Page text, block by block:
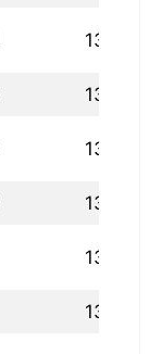
13:31
13:31
13:31
13:30
13:30
13:30